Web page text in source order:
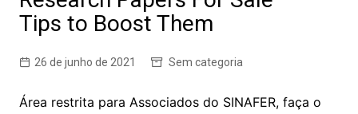
Tips to Boost Them
26 de junho de 2021 Sem categoria
Área restrita para Associados do SINAFER, faça o